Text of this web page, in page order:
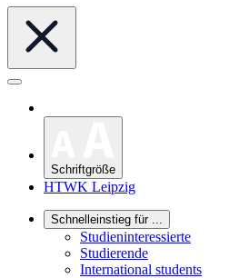
Schriftgröße
HTWK Leipzig
Schnelleinstieg für ...
Studieninteressierte
Studierende
International students